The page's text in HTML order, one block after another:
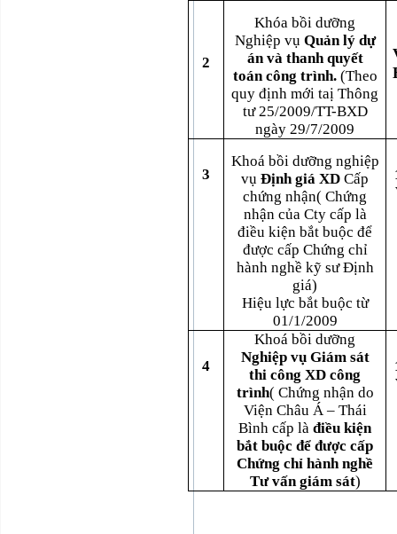
2
Khóa bồi dưỡng
Nghiệp vụ Quản lý dự
án và thanh quyết
toán công trình.(Theo
quy định mới taị Thông
tư 25/2009/TT-BXD
ngày 29/7/2009
3
Khoá bồi dưỡng nghiệp
vụ Định giá XD Cấp
chứng nhận( Chứng
nhận của Cty cấp là
điều kiện bắt buộc để
được cấp Chứng chỉ
hành nghề kỹ sư Định
giá)
Hiệu lực bắt buộc từ
01/1/2009
4
Khoá bồi dưỡng
Nghiệp vụ Giám sát
thi công XD công
trình( Chứng nhận do
Viện Châu Á – Thái
Bình cấp là điều kiện
bắt buộc để được cấp
Chứng chỉ hành nghề
Tư vấn giám sát)